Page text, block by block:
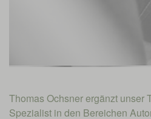
Thomas Ochsner ergänzt unser
Spezialist in den Bereichen